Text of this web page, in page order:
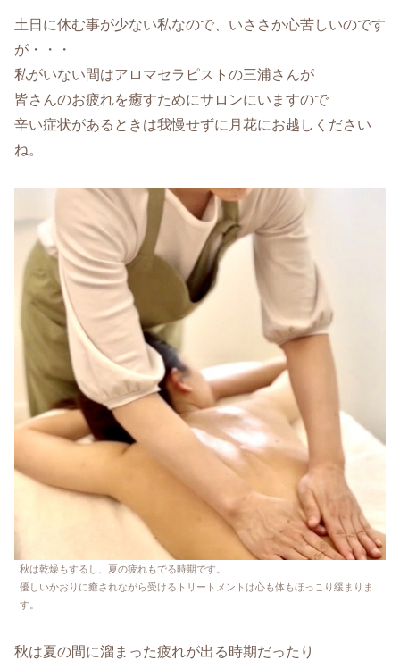
土日に休む事が少ない私なので、いささか心苦しいのです
が・・・
私がいない間はアロマセラピストの三浦さんが
皆さんのお疲れを癒すためにサロンにいますので
辛い症状があるときは我慢せずに月花にお越しください
ね。
秋は乾燥もするし、夏の疲れもでる時期です。
優しいかおりに癒されながら受けるトリートメントは心も体もほっこり緩まりま
す。
秋は夏の間に溜まった疲れが出る時期だったり